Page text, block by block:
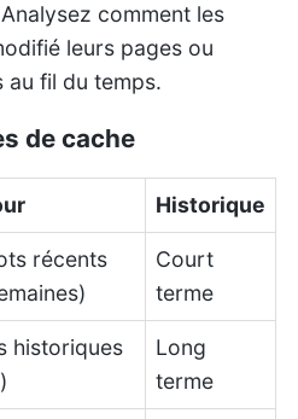
Analysez comment les
leurs pages ou
fil du temps.
de cache
Historique
récents
Court
terme
historiques
Long
terme